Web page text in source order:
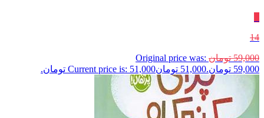
14
59,000 تومان Original price was:
59,000 تومان.
51,000 تومانCurrent price is: 51,000 تومان.